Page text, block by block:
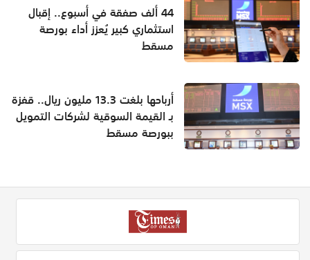
44 ألف صفقة في أسبوع.. إقبال
استثماري كبير يُعزز أداء بورصة
مسقط
أرباحها بلغت 13.3 مليون ريال.. قفزة
بـ القيمة السوقية لشركات التمويل
ببورصة مسقط